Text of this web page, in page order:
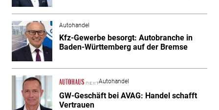
Autohandel
Kfz-Gewerbe besorgt: Autobranche in
Baden-Württemberg auf der Bremse
Autohandel
GW-Geschäft bei AVAG: Handel schafft
Vertrauen